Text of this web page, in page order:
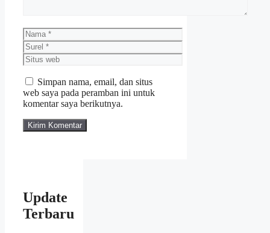
Nama
Surel
Situs
web
Simpan nama, email, dan situs
web saya pada peramban ini untuk
komentar saya berikutnya.
Update
Terbaru